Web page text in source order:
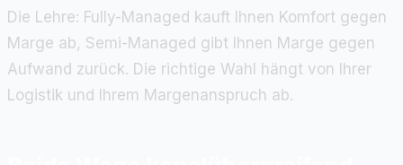
Die Lehre: Fully-Managed kauft Ihnen Komfort gegen
Marge ab, Semi-Managed gibt Ihnen Marge gegen
Aufwand zurück. Die richtige Wahl hängt von Ihrer
Logistik und Ihrem Margenanspruch ab.